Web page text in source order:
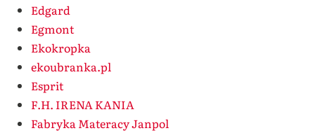
Edgard
Egmont
Ekokropka
ekoubranka.pl
Esprit
F.H. IRENA KANIA
Fabryka Materacy Janpol